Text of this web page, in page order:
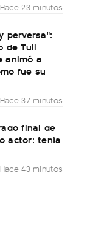
Hace 23 minutos
perversa":
de Tuli
animó a
fue su
Hace 37 minutos
final de
actor: tenía
Hace 43 minutos